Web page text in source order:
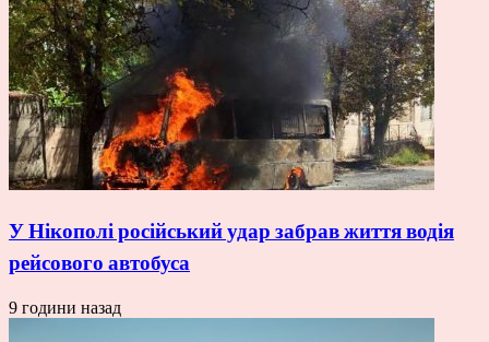
У Нікополі російський удар забрав життя водія
рейсового автобуса
9 години назад